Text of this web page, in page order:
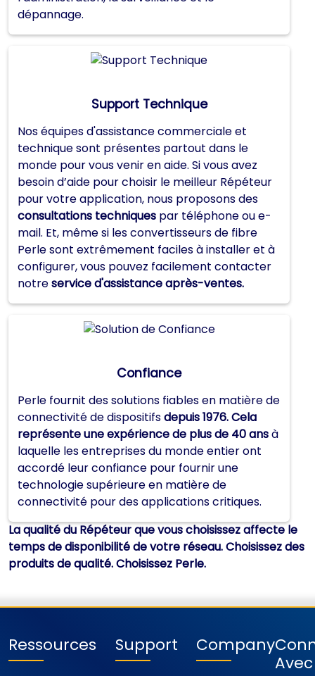
dépannage.
Support Technique
Nos équipes d'assistance commerciale et
technique sont présentes partout dans le
monde pour vous venir en aide. Si vous avez
besoin d’aide pour choisir le meilleur Répéteur
pour votre application, nous proposons des
consultations techniques par téléphone ou e-
mail. Et, même si les convertisseurs de fibre
Perle sont extrêmement faciles à installer et à
configurer, vous pouvez facilement contacter
notreservice d'assistance après-ventes.
Confiance
Perle fournit des solutions fiables en matière de
connectivité de dispositifsdepuis 1976. Cela
représente une expérience de plus de 40 ansà
laquelle les entreprises du monde entier ont
accordé leur confiance pour fournir une
technologie supérieure en matière de
connectivité pour des applications critiques.
La qualité du Répéteur que vous choisissez affecte le
temps de disponibilité de votre réseau. Choisissez des
produits de qualité. Choisissez Perle.
Ressources Support Company